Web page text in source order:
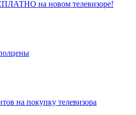
на новом телевизоре!
на покупку телевизора